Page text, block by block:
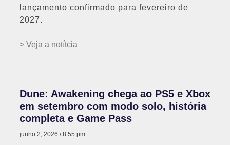
lançamento confirmado para fevereiro de
2027.
> Veja a notítcia
Dune: Awakening chega ao PS5 e Xbox
em setembro com modo solo, história
completa e Game Pass
junho 2, 2026 8:55 pm